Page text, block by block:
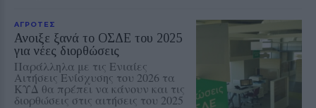
ΑΓΡΟΤΕΣ
Ανοιξε ξανά το ΟΣΔΕ του 2025
για νέες διορθώσεις
Παράλληλα με τις Ενιαίες
Αιτήσεις Ενίσχυσης του 2026 τα
ΚΥΔ θα πρέπει να κάνουν και τις
διορθώσεις στις αιτήσεις του 2025